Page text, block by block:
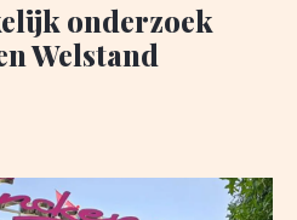
onderzoek
Welstand